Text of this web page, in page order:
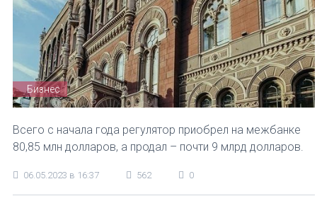
Бизнес
Всего с начала года регулятор приобрел на межбанке
80,85 млн долларов, а продал – почти 9 млрд долларов.
06.05.2023 в 16:37 562 0